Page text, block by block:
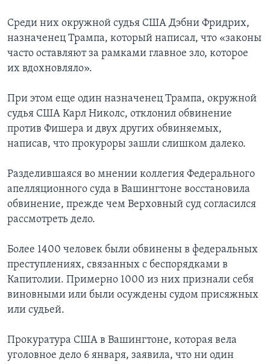
Среди них окружной судья США Дэбни Фридрих,
назначенец Трампа, который написал, что «законы
часто оставляют за рамками главное зло, которое
их вдохновляло».
При этом еще один назначенец Трампа, окружной
судья США Карл Николс, отклонил обвинение
против Фишера и двух других обвиняемых,
написав, что прокуроры зашли слишком далеко.
Разделившаяся во мнении коллегия Федерального
апелляционного суда в Вашингтоне восстановила
обвинение, прежде чем Верховный суд согласился
рассмотреть дело.
Более 1400 человек были обвинены в федеральных
преступлениях, связанных с беспорядками в
Капитолии. Примерно 1000 из них признали себя
виновными или были осуждены судом присяжных
или судьей.
Прокуратура США в Вашингтоне, которая вела
уголовное дело 6 января, заявила, что ни один